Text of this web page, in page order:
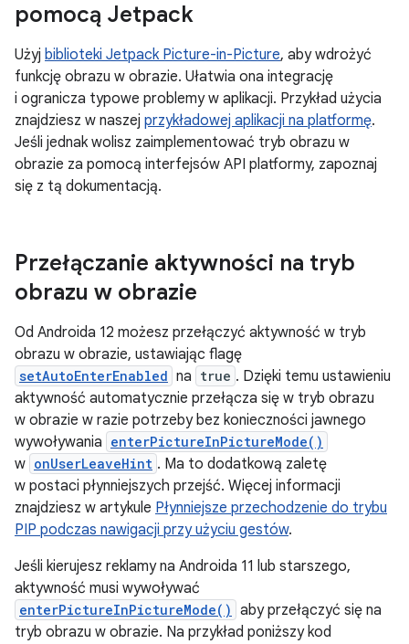
pomocą Jetpack
Użyj biblioteki Jetpack Picture-in-Picture, aby wdrożyć
funkcję obrazu w obrazie. Ułatwia ona integrację
i ogranicza typowe problemy w aplikacji. Przykład użycia
znajdziesz w naszej przykładowej aplikacji na platformę.
Jeśli jednak wolisz zaimplementować tryb obrazu w
obrazie za pomocą interfejsów API platformy, zapoznaj
się z tą dokumentacją.
Przełączanie aktywności na tryb
obrazu w obrazie
Od Androida 12 możesz przełączyć aktywność w tryb
obrazu w obrazie, ustawiając flagę
setAutoEnterEnabled na true . Dzięki temu ustawieniu
aktywność automatycznie przełącza się w tryb obrazu
w obrazie w razie potrzeby bez konieczności jawnego
wywoływania enterPictureInPictureMode()
w onUserLeaveHint . Ma to dodatkową zaletę
w postaci płynniejszych przejść. Więcej informacji
znajdziesz w artykule Płynniejsze przechodzenie do trybu
PIP podczas nawigacji przy użyciu gestów.
Jeśli kierujesz reklamy na Androida 11 lub starszego,
aktywność musi wywoływać
enterPictureInPictureMode() aby przełączyć się na
tryb obrazu w obrazie. Na przykład poniższy kod